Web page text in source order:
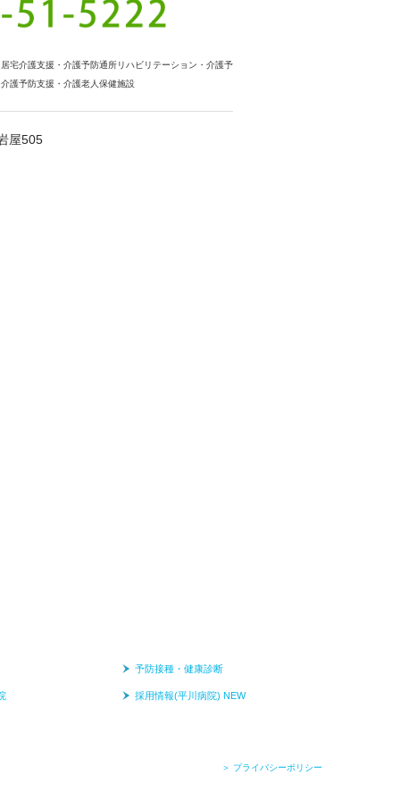
宅介護支援・介護予防通所リハビリテーション・介護予
護予防支援・介護老人保健施設
屋505
予防接種・健康診断
採用情報(平川病院) NEW
＞ プライバシーポリシー